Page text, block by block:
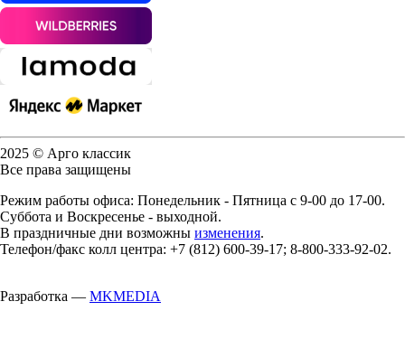
2025 © Арго классик
Все права защищены
Режим работы офиса: Понедельник - Пятница с 9-00 до 17-00.
Суббота и Воскресенье - выходной.
В праздничные дни возможны изменения.
Телефон/факс колл центра: +7 (812) 600-39-17; 8-800-333-92-02.
Разработка — MKMEDIA